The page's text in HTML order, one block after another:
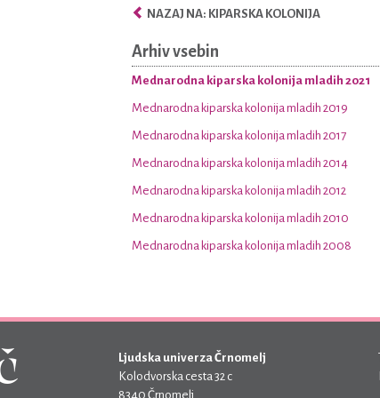
NAZAJ NA: KIPARSKA KOLONIJA
Arhiv vsebin
Mednarodna kiparska kolonija mladih 2021
Mednarodna kiparska kolonija mladih 2019
Mednarodna kiparska kolonija mladih 2017
Mednarodna kiparska kolonija mladih 2014
Mednarodna kiparska kolonija mladih 2012
Mednarodna kiparska kolonija mladih 2010
Mednarodna kiparska kolonija mladih 2008
Ljudska univerza Črnomelj
Kolodvorska cesta 32 c
8340 Črnomelj